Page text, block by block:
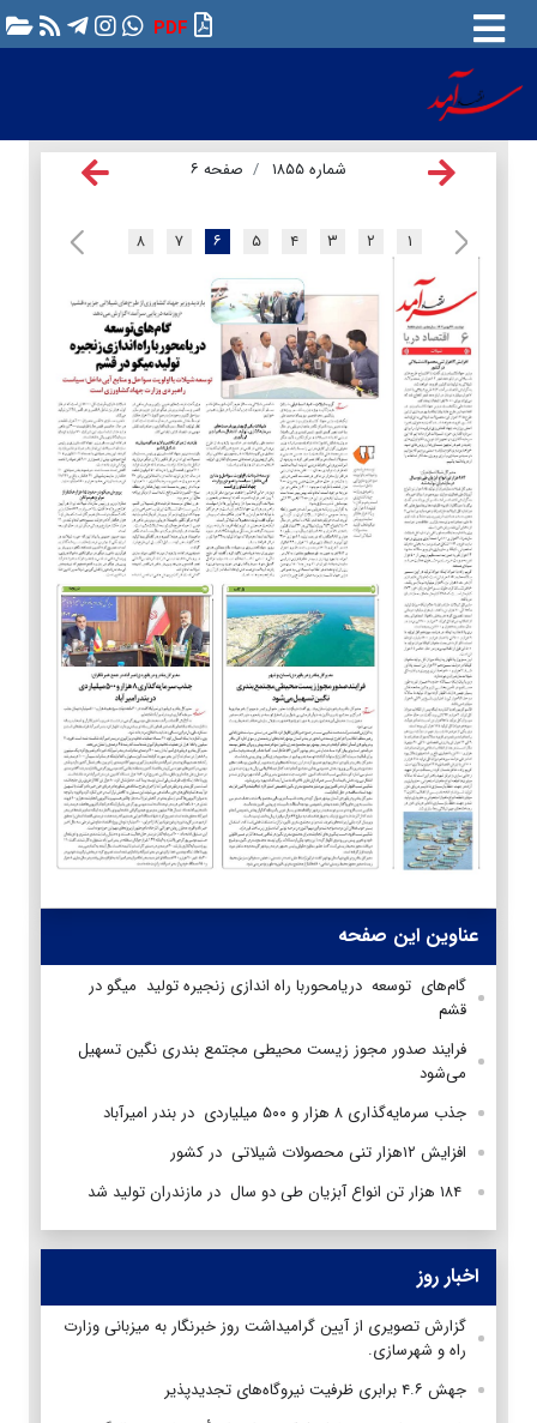
PDF
شماره ۱۸۵۵ صفحه ۶
۱ ۲ ۳ ۴ ۵ ۶ ۷ ۸
عناوین این صفحه
گام‌های توسعه دریامحوربا راه اندازی زنجيره توليد ميگو در
قشم
فرایند صدور مجوز زیست محیطی مجتمع بندری نگین تسهیل
می‌شود
جذب سرمایه‌گذاری ۸ هزار و ۵۰۰ میلیاردی در بندر امیرآباد
افزایش ۱۲هزار تنی محصولات شیلاتی در کشور
اخبار روز
گزارش تصویری از آیین گرامیداشت روز خبرنگار به میزبانی وزارت
راه و شهرسازی.
جهش ۴.۶ برابری ظرفیت نیروگاه‌های تجدیدپذیر